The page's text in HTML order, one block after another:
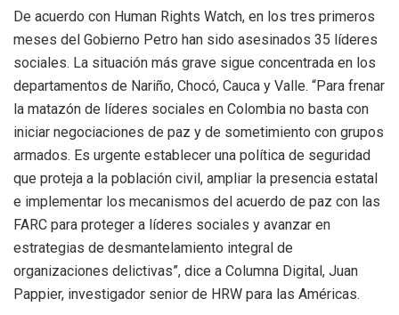
De acuerdo con Human Rights Watch, en los tres primeros
meses del Gobierno Petro han sido asesinados 35 líderes
sociales. La situación más grave sigue concentrada en los
departamentos de Nariño, Chocó, Cauca y Valle. “Para frenar
la matazón de líderes sociales en Colombia no basta con
iniciar negociaciones de paz y de sometimiento con grupos
armados. Es urgente establecer una política de seguridad
que proteja a la población civil, ampliar la presencia estatal
e implementar los mecanismos del acuerdo de paz con las
FARC para proteger a líderes sociales y avanzar en
estrategias de desmantelamiento integral de
organizaciones delictivas”, dice a Columna Digital, Juan
Pappier, investigador senior de HRW para las Américas.